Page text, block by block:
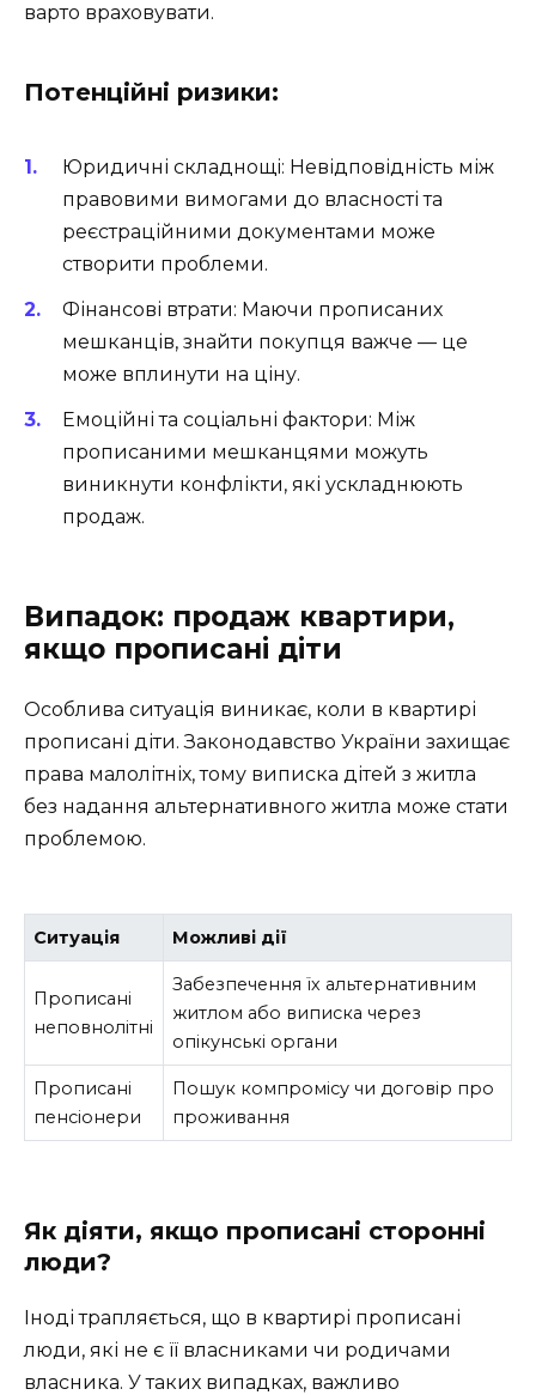
варто враховувати.
Потенційні ризики:
Юридичні складнощі: Невідповідність між
правовими вимогами до власності та
реєстраційними документами може
створити проблеми.
Фінансові втрати: Маючи прописаних
мешканців, знайти покупця важче — це
може вплинути на ціну.
Емоційні та соціальні фактори: Між
прописаними мешканцями можуть
виникнути конфлікти, які ускладнюють
продаж.
Випадок: продаж квартири,
якщо прописані діти
Особлива ситуація виникає, коли в квартирі
прописані діти. Законодавство України захищає
права малолітніх, тому виписка дітей з житла
без надання альтернативного житла може стати
проблемою.
Ситуація Можливі дії
Прописані
неповнолітні
Забезпечення їх альтернативним
житлом або виписка через
опікунські органи
Прописані
пенсіонери
Пошук компромісу чи договір про
проживання
Як діяти, якщо прописані сторонні
люди?
Іноді трапляється, що в квартирі прописані
люди, які не є її власниками чи родичами
власника. У таких випадках, важливо